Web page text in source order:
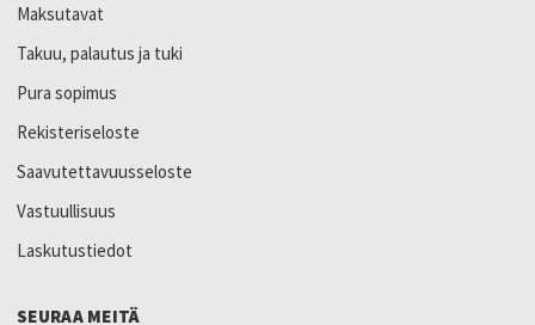
Maksutavat
Takuu, palautus ja tuki
Pura sopimus
Rekisteriseloste
Saavutettavuusseloste
Vastuullisuus
Laskutustiedot
SEURAA MEITÄ